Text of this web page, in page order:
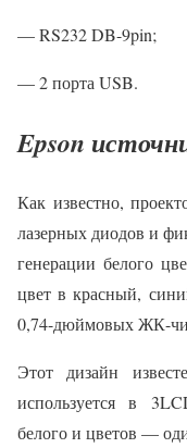
— RS232 DB-9pin;
— 2 порта USB.
Epson
Как известно,
лазерных диодов и
генерации белого
цвет в красный,
0,74-дюймовых ЖК-
Этот дизайн
используется в
белого и цветов —